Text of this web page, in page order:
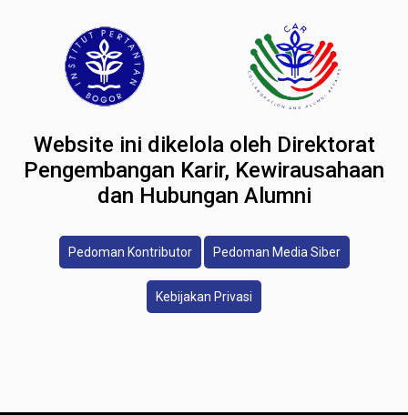
Website ini dikelola oleh Direktorat
Pengembangan Karir, Kewirausahaan
dan Hubungan Alumni
Pedoman Kontributor Pedoman Media Siber
Kebijakan Privasi